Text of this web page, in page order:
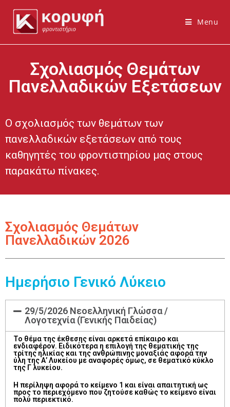
Menu
Σχολιασμός Θεμάτων
Πανελλαδικών Εξετάσεων
Ο σχολιασμός των θεμάτων των
πανελλαδικών εξετάσεων από τους
καθηγητές του φροντιστηρίου μας στους
παρακάτω πίνακες.
Σχολιασμός Θεμάτων
Πανελλαδικών 2026
Ημερήσιο Γενικό Λύκειο
29/5/2026 Νεοελληνική Γλώσσα /
Λογοτεχνία (Γενικής Παιδείας)
Το θέμα της έκθεσης είναι αρκετά επίκαιρο και
ενδιαφέρον. Ειδικότερα η επιλογή της θεματικής της
τρίτης ηλικίας και της ανθρώπινης μοναξιάς αφορά την
ύλη της Α’ Λυκείου με αναφορές όμως, σε θεματικό κύκλο
της Γ λυκείου.
Η περίληψη αφορά το κείμενο 1 και είναι απαιτητική ως
προς το περιεχόμενο που ζητούσε καθώς το κείμενο είναι
πολύ περιεκτικό.